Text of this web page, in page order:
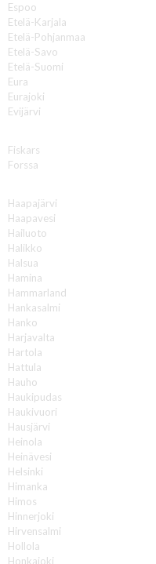
Espoo
Etelä-Karjala
Etelä-Pohjanmaa
Etelä-Savo
Etelä-Suomi
Eura
Eurajoki
Evijärvi
Fiskars
Forssa
Haapajärvi
Haapavesi
Hailuoto
Halikko
Halsua
Hamina
Hammarland
Hankasalmi
Hanko
Harjavalta
Hartola
Hattula
Hauho
Haukipudas
Haukivuori
Hausjärvi
Heinola
Heinävesi
Helsinki
Himanka
Himos
Hinnerjoki
Hirvensalmi
Hollola
Honkajoki